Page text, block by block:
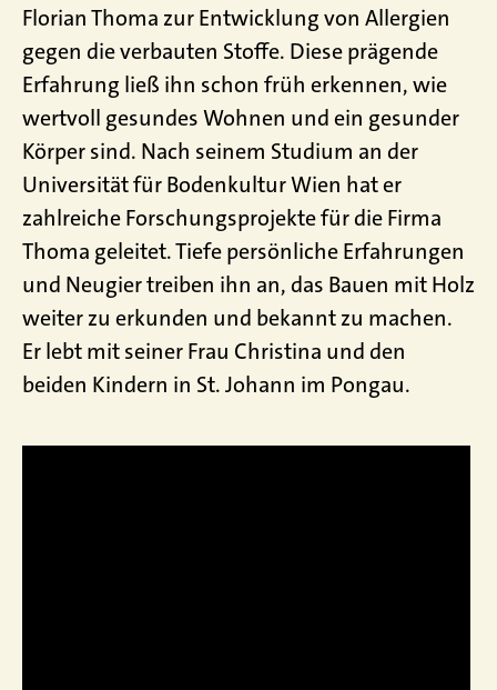
Florian Thoma zur Entwicklung von Allergien
gegen die verbauten Stoffe. Diese prägende
Erfahrung ließ ihn schon früh erkennen, wie
wertvoll gesundes Wohnen und ein gesunder
Körper sind. Nach seinem Studium an der
Universität für Bodenkultur Wien hat er
zahlreiche Forschungsprojekte für die Firma
Thoma geleitet. Tiefe persönliche Erfahrungen
und Neugier treiben ihn an, das Bauen mit Holz
weiter zu erkunden und bekannt zu machen.
Er lebt mit seiner Frau Christina und den
beiden Kindern in St. Johann im Pongau.